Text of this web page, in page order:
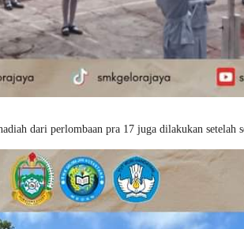
dari perlombaan pra 17 juga dilakukan setelah